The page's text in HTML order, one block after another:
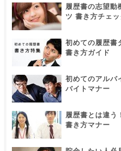
履歴書の志望動
ツ 書き方チェ
初めての履歴書
書き方ガイド
初めてのアルバ
バイトマナー
履歴書とは違う
書き方マナー